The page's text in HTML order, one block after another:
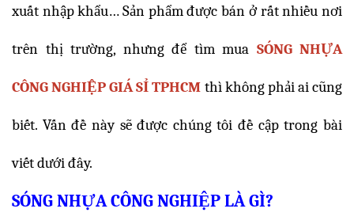
xuất nhập khẩu… Sản phẩm được bán ở rất nhiều nơi
trên thị trường, nhưng để tìm mua SÓNG NHỰA
CÔNG NGHIỆP GIÁ SỈ TPHCM thì không phải ai cũng
biết. Vấn đề này sẽ được chúng tôi đề cập trong bài
viết dưới đây.
SÓNG NHỰA CÔNG NGHIỆP LÀ GÌ?